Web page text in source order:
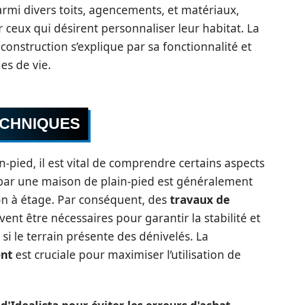
divers toits, agencements, et matériaux,
qui désirent personnaliser leur habitat. La
s’explique par sa fonctionnalité et
de vie.
pied, il est vital de comprendre certains aspects
une maison de plain-pied est généralement
à étage. Par conséquent, destravaux de
être nécessaires pour garantir la stabilité et
le terrain présente des dénivelés. La
est cruciale pour maximiser l’utilisation de